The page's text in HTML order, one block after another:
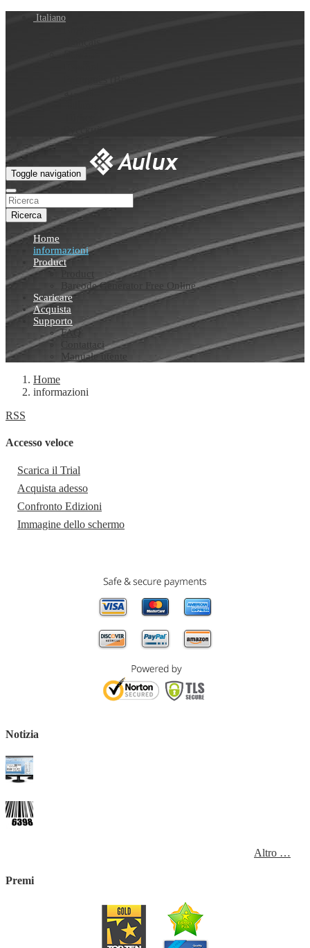
Italiano
Toggle navigation
Ricerca
Home
informazioni
Product
Barcode Generator Free Online
Scaricare
Acquista
Supporto
FAQ
Contattaci
Manuale utente
Home
informazioni
RSS
Accesso veloce
Scarica il Trial
Acquista adesso
Confronto Edizioni
Immagine dello schermo
Notizia
Altro …
Premi